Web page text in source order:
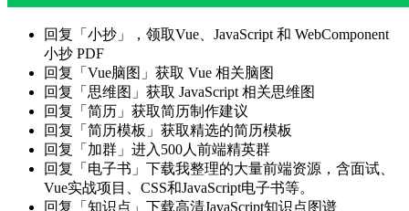
回复「小抄」，领取Vue、JavaScript 和 WebComponent
小抄 PDF
回复「Vue脑图」获取 Vue 相关脑图
回复「思维图」获取 JavaScript 相关思维图
回复「简历」获取简历制作建议
回复「简历模板」获取精选的简历模板
回复「加群」进入500人前端精英群
回复「电子书」下载我整理的大量前端资源，含面试、
Vue实战项目、CSS和JavaScript电子书等。
回复「知识点」下载高清JavaScript知识点图谱